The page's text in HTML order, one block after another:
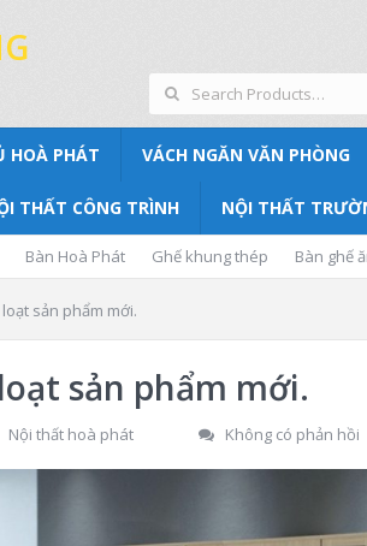
HOÀ PHÁT VÁCH NGĂN VĂN PHÒNG
THẤT CÔNG TRÌNH NỘI THẤT
Bàn Hoà Phát Ghế khung thép Bàn ghế
sản phẩm mới.
sản phẩm mới.
Nội thất hoà phát Không có phản hồi